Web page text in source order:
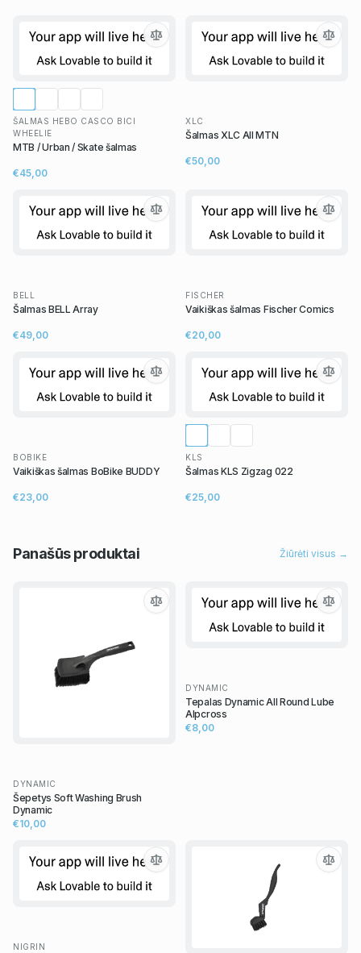
ŠALMAS HEBO CASCO BICI
WHEELIE
MTB / Urban / Skate šalmas
€45,00
XLC
Šalmas XLC All MTN
€50,00
BELL
Šalmas BELL Array
€49,00
FISCHER
Vaikiškas šalmas Fischer Comics
€20,00
BOBIKE
Vaikiškas šalmas BoBike BUDDY
€23,00
KLS
Šalmas KLS Zigzag 022
€25,00
Panašūsproduktai Žiūrėti visus →
DYNAMIC
Šepetys Soft Washing Brush
Dynamic
€10,00
DYNAMIC
Tepalas Dynamic All Round Lube
Alpcross
€8,00
NIGRIN